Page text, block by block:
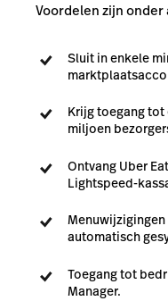
Voordelen zijn onder
Sluit in enkele
Krijg toegang tot
miljoen
Ontvang Uber
Lightspeed-
automatisch
Toegang tot
Manager.